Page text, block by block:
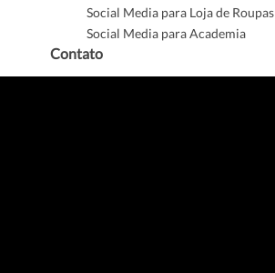
Social Media para Loja de Roupas
Social Media para Academia
Contato